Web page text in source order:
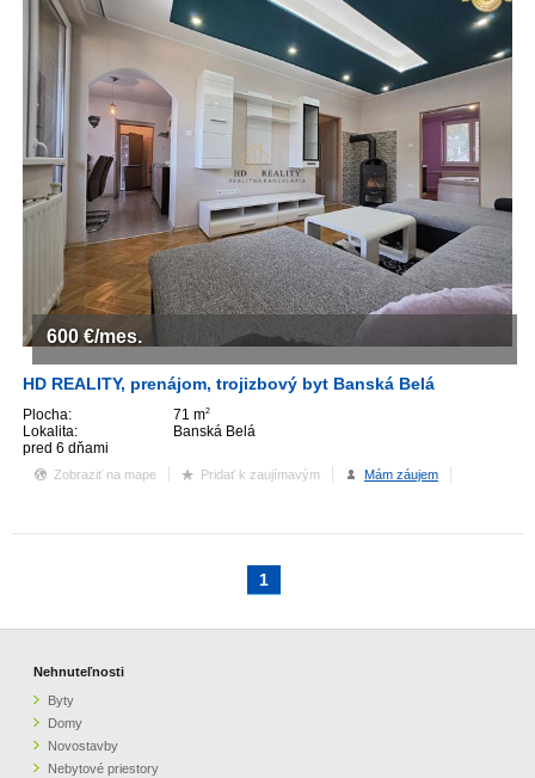
HD REALITY, prenájom, trojizbový byt Banská Belá
Plocha: 71 m2
Lokalita:
Banská Belá
pred 6 dňami
600 €/mes.
Zobraziť na mape Pridať k zaujímavým Mám záujem
1
Nehnuteľnosti
Byty
Domy
Novostavby
Nebytové priestory